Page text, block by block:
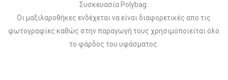
Συσκευασία Polybag.
Οι μαξιλαροθήκες ενδέχεται να είναι διαφορετικές απο τις
φωτογραφίες καθώς στην παραγωγή τους χρησιμοποιείται όλο
το φάρδος του υφάσματος.